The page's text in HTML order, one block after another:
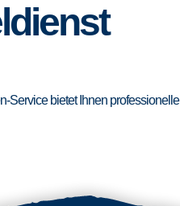
Service bietet Ihnen professionelle